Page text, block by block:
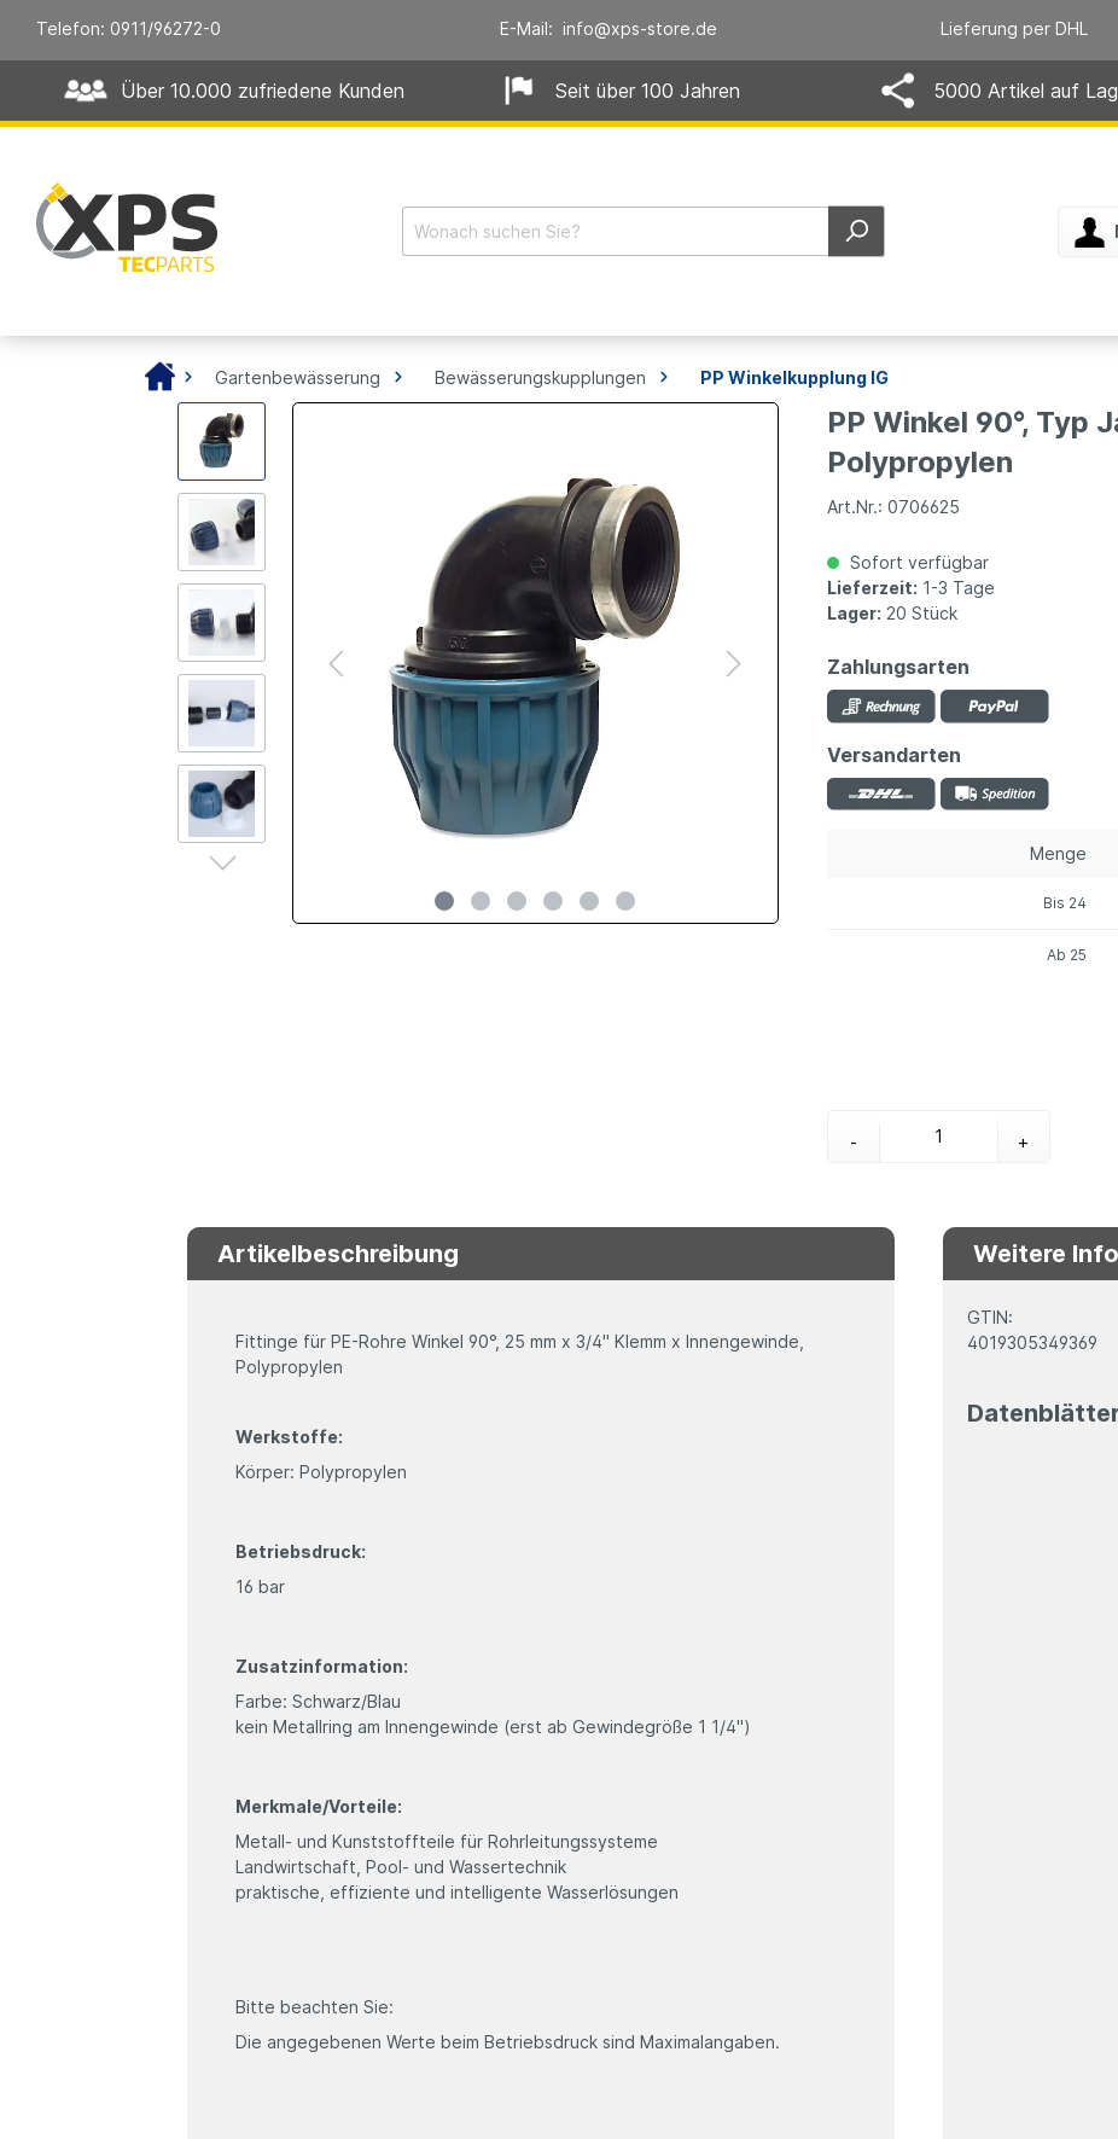
Telefon: 0911/96272-0 E-Mail: info@xps-store.de Lieferung per DHL
Über 10.000 zufriedene Kunden Seit über 100 Jahren 5000 Artikel auf
Gartenbewässerung Bewässerungskupplungen PP Winkelkupplung IG
PP Winkel 90°, Typ
Polypropylen
Art.Nr.: 0706625
Sofort verfügbar
Lieferzeit: 1-3 Tage
Lager: 20 Stück
Zahlungsarten
Versandarten
Menge
Bis 24
Ab 25
- +
Artikelbeschreibung
Fittinge für PE-Rohre Winkel 90°, 25 mm x 3/4" Klemm x Innengewinde,
Polypropylen
Werkstoffe:
Körper: Polypropylen
Betriebsdruck:
16 bar
Zusatzinformation:
Farbe: Schwarz/Blau
kein Metallring am Innengewinde (erst ab Gewindegröße 1 1/4")
Merkmale/Vorteile:
Metall- und Kunststoffteile für Rohrleitungssysteme
Landwirtschaft, Pool- und Wassertechnik
praktische, effiziente und intelligente Wasserlösungen
Bitte beachten Sie:
Die angegebenen Werte beim Betriebsdruck sind Maximalangaben.
Weitere
GTIN:
4019305349369